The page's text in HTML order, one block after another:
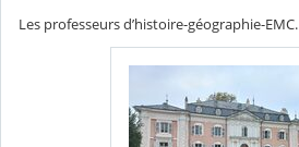
Les professeurs d’histoire-géographie-EMC.